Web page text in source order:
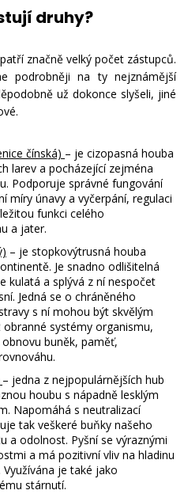
druhy?
značně velký počet zástupců.
podrobněji na ty nejznámější
už dokonce slyšeli, jiné
čínská) – je cizopasná houba
larev a pocházející zejména
Podporuje správné fungování
míry únavy a vyčerpání, regulaci
funkci celého
a jater.
– je stopkovýtrusná houba
Je snadno odlišitelná
kulatá a splývá z ní nespočet
Jedná se o chráněného
s ní mohou být skvělým
systémy organismu,
buněk, paměť,
– jedna z nejpopulárnějších hub
houbu s nápadně lesklým
Napomáhá s neutralizací
tak veškeré buňky našeho
a odolnost. Pyšní se výraznými
a má pozitivní vliv na hladinu
je také jako
stárnutí.